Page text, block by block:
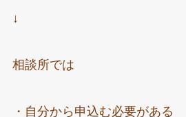
↓
相談所では
・自分から申込む必要がある